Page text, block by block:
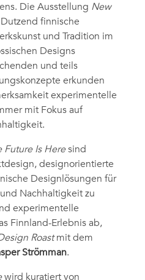
Die Ausstellung New
finnische
und Tradition im
Designs
und teils
erkunden
experimentelle
mit Fokus auf
Future Is Heresind
designorientierte
Designlösungen für
Nachhaltigkeit zu
experimentelle
Finnland-Erlebnis ab,
Roastmit dem
Strömman.
wird kuratiert von